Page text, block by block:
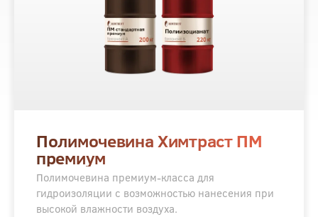
Полимочевина Химтраст ПМ
премиум
Полимочевина премиум-класса для
гидроизоляции с возможностью нанесения при
высокой влажности воздуха.